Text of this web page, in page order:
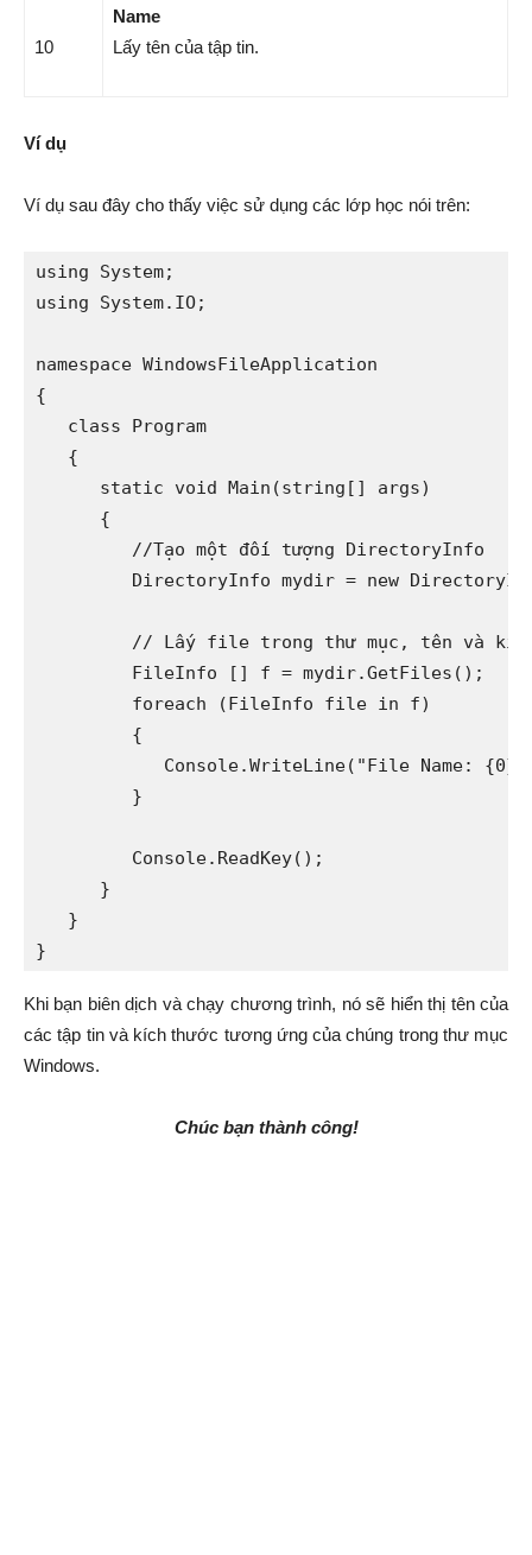
10
Name
Lấy tên của tập tin.
Ví dụ
Ví dụ sau đây cho thấy việc sử dụng các lớp học nói trên:
using System;
using System.IO;
namespace WindowsFileApplication
{
   class Program
   {
      static void Main(string[] args)
      {
         //Tạo một đối tượng DirectoryInfo
DirectoryInfo mydir = new
// Lấy file trong thư mục, tên và
         FileInfo [] f = mydir.GetFiles();
         foreach (FileInfo file in f)
         {
Console.WriteLine("File Name: {0}
         }
         Console.ReadKey();
      }
   }
}
Khi bạn biên dịch và chạy chương trình, nó sẽ hiển thị tên của
các tập tin và kích thước tương ứng của chúng trong thư mục
Windows.
Chúc bạn thành công!